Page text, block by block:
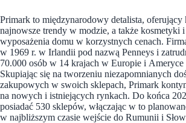
Primark to międzynarodowy detalista, oferujący
najnowsze trendy w modzie, a także kosmetyki i
wyposażenia domu w korzystnych cenach.
w 1969 r. w Irlandii pod nazwą Penneys i
70.000 osób w 14 krajach w Europie i Ameryce
Skupiając się na tworzeniu niezapomnianych
zakupowych w swoich sklepach, Primark
na nowych i istniejących rynkach. Do końca
posiadać 530 sklepów, włączając w to
w najbliższym czasie wejście do Rumunii i